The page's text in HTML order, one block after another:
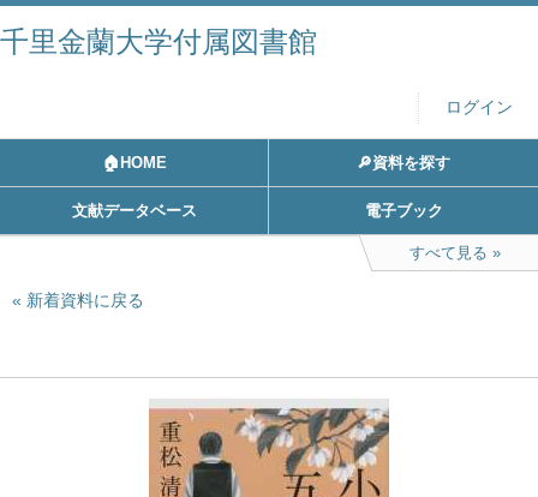
千里金蘭大学付属図書館
ログイン
🏠HOME 🔎資料を探す
文献データベース 電子ブック
すべて見る
新着資料に戻る